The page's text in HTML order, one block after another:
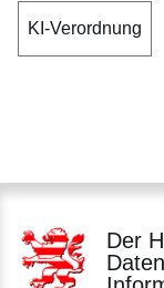
KI-Verordnung
Der